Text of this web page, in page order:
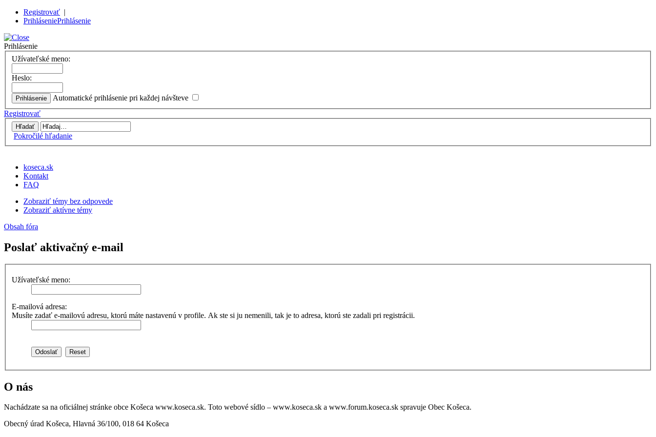
Registrovať |
PrihláseniePrihlásenie
Prihlásenie
Užívateľské meno:
Heslo:
Automatické prihlásenie pri každej návšteve
Registrovať
Pokročilé hľadanie
koseca.sk
Kontakt
FAQ
Zobraziť témy bez odpovede
Zobraziť aktívne témy
Obsah fóra
Poslať aktivačný e-mail
Užívateľské meno:
E-mailová adresa:
Musíte zadať e-mailovú adresu, ktorú máte nastavenú v profile. Ak ste si ju nemenili, tak je to adresa, ktorú ste zadali pri registrácii.
O nás
Nachádzate sa na oficiálnej stránke obce Košeca www.koseca.sk. Toto webové sídlo – www.koseca.sk a www.forum.koseca.sk spravuje Obec Košeca.
Obecný úrad Košeca, Hlavná 36/100, 018 64 Košeca